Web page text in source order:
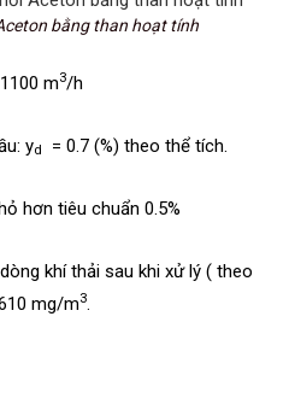
bằng than hoạt tính
m3/h
yd = 0.7 (%) theo thể tích.
tiêu chuẩn 0.5%
khí thải sau khi xử lý ( theo
mg/m3